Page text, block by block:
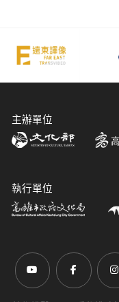
主辦單位
執行單位
前往Youtube頻道(
前往